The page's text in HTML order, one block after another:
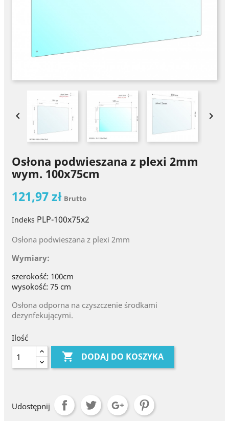
 
Osłona podwieszana z plexi 2mm
wym. 100x75cm
121,97 zł Brutto
Indeks PLP-100x75x2
Osłona podwieszana z plexi 2mm
Wymiary:
szerokość: 100cm
wysokość: 75 cm
Osłona odporna na czyszczenie środkami
dezynfekującymi.
Ilość
 DODAJ DO KOSZYKA
Udostępnij